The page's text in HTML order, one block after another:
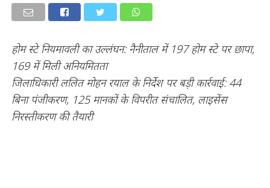
होम स्टे नियमावली का उल्लंघन: नैनीताल में 197 होम स्टे पर छापा,
169 में मिली अनियमितता
जिलाधिकारी ललित मोहन रयाल के निर्देश पर बड़ी कार्रवाई: 44
बिना पंजीकरण, 125 मानकों के विपरीत संचालित, लाइसेंस
निरस्तीकरण की तैयारी